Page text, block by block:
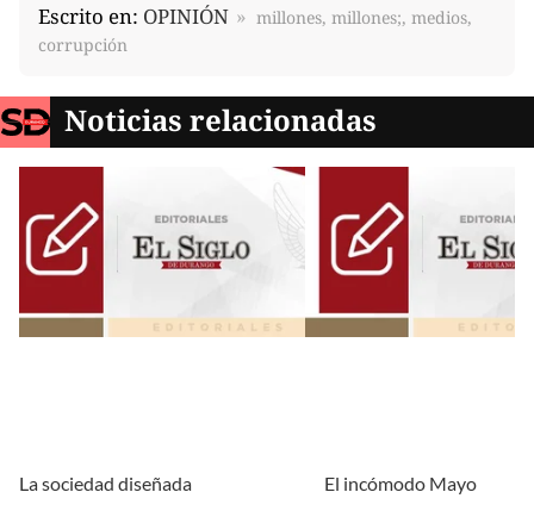
Escrito en: OPINIÓN
millones, millones;, medios,
corrupción
Noticias relacionadas
La sociedad diseñada El incómodo Mayo